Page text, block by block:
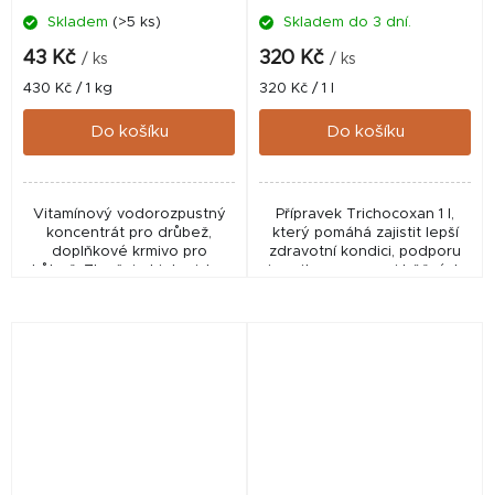
Skladem (>5 ks)
43 Kč / ks
Měrná
cena:
430 Kč / 1 kg
Do košíku
Vitamínový vodorozpustný
koncentrát pro drůbež,
doplňkové krmivo pro
drůbež. Zlepšuje biologickou
Skladem do 3 dní.
320 Kč / ks
Měrná
cena:
320 Kč / 1 l
Do košíku
Přípravek Trichocoxan 1 l,
který pomáhá zajistit lepší
zdravotní kondici, podporu
imunity a prevenci běžných